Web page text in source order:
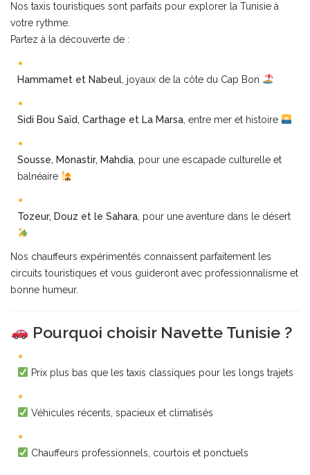
Nos taxis touristiques sont parfaits pour explorer la Tunisie à
votre rythme.
Partez à la découverte de :
Hammamet et Nabeul , joyaux de la côte du Cap Bon
Sidi Bou Saïd, Carthage et La Marsa , entre mer et histoire
Sousse, Monastir, Mahdia , pour une escapade culturelle et
balnéaire
Tozeur, Douz et le Sahara , pour une aventure dans le désert
Nos chauffeurs expérimentés connaissent parfaitement les
circuits touristiques et vous guideront avec professionnalisme et
bonne humeur.
Pourquoi choisir Navette Tunisie ?
Prix plus bas que les taxis classiques pour les longs trajets
Véhicules récents, spacieux et climatisés
Chauffeurs professionnels, courtois et ponctuels